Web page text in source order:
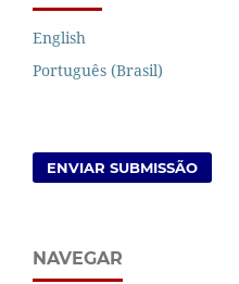
English
Português (Brasil)
ENVIAR SUBMISSÃO
NAVEGAR